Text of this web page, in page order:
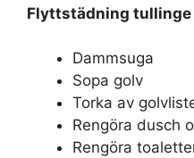
Flyttstädning tullinge
Dammsuga
Sopa golv
Torka av
Rengöra dusch
Rengöra